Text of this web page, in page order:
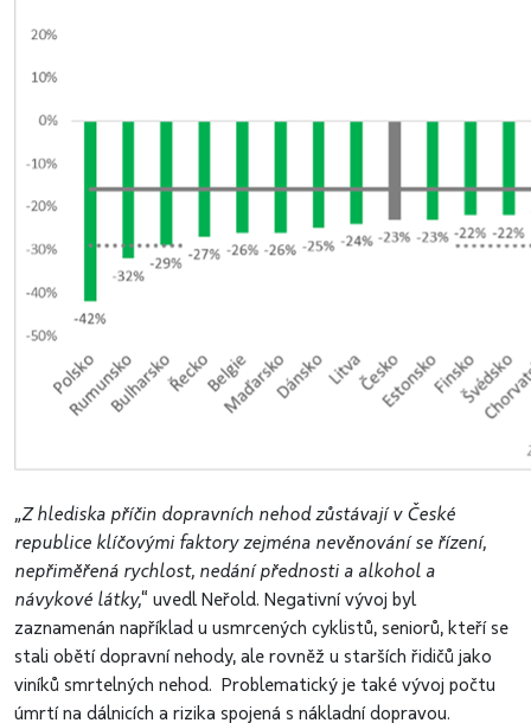
„Z hlediska příčin dopravních nehod zůstávají v České
republice klíčovými faktory zejména nevěnování se řízení,
nepřiměřená rychlost, nedání přednosti a alkohol a
návykové látky,“ uvedl Neřold. Negativní vývoj byl
zaznamenán například u usmrcených cyklistů, seniorů, kteří se
stali obětí dopravní nehody, ale rovněž u starších řidičů jako
viníků smrtelných nehod. Problematický je také vývoj počtu
úmrtí na dálnicích a rizika spojená s nákladní dopravou.